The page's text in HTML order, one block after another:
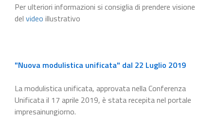
Per ulteriori informazioni si consiglia di prendere visione
del video illustrativo
"Nuova modulistica unificata" dal 22 Luglio 2019
La modulistica unificata, approvata nella Conferenza
Unificata il 17 aprile 2019, è stata recepita nel portale
impresainungiorno.